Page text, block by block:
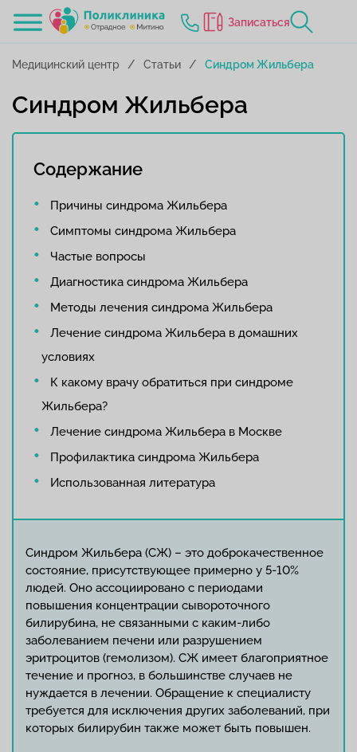
Записаться
Медицинский центр Статьи Синдром Жильбера
Синдром Жильбера
Содержание
Причины синдрома Жильбера
Симптомы синдрома Жильбера
Частые вопросы
Диагностика синдрома Жильбера
Методы лечения синдрома Жильбера
Лечение синдрома Жильбера в домашних
условиях
К какому врачу обратиться при синдроме
Жильбера?
Лечение синдрома Жильбера в Москве
Профилактика синдрома Жильбера
Использованная литература
Синдром Жильбера (СЖ) – это доброкачественное
состояние, присутствующее примерно у 5-10%
людей. Оно ассоциировано с периодами
повышения концентрации сывороточного
билирубина, не связанными с каким-либо
заболеванием печени или разрушением
эритроцитов (гемолизом). СЖ имеет благоприятное
течение и прогноз, в большинстве случаев не
нуждается в лечении. Обращение к специалисту
требуется для исключения других заболеваний, при
которых билирубин также может быть повышен.